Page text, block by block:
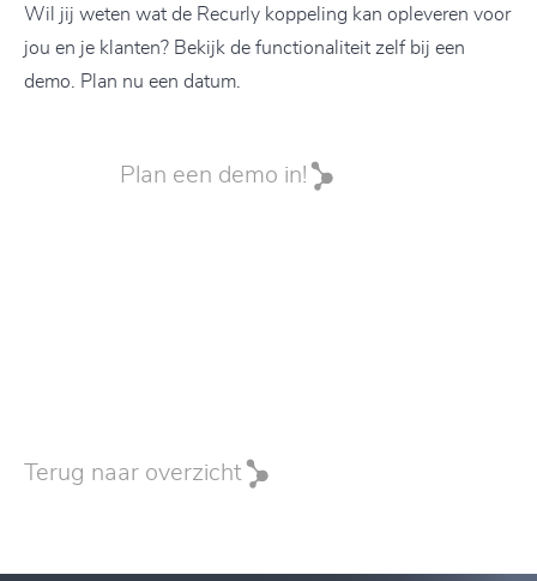
Wil jij weten wat de Recurly koppeling kan opleveren voor
jou en je klanten? Bekijk de functionaliteit zelf bij een
demo. Plan nu een datum.
Plan een demo in!
Terug naar overzicht